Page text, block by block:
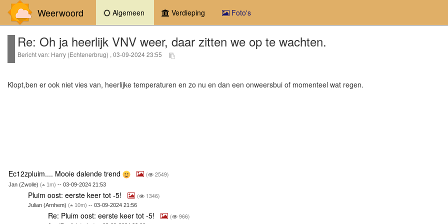
Weerwoord Algemeen (current)Verdieping Foto's
Re: Oh ja heerlijk VNV weer, daar zitten we op te wachten.
Bericht van: Harry (Echtenerbrug) , 03-09-2024 23:55
Klopt,ben er ook niet vies van, heerlijke temperaturen en zo nu en dan een onweersbui of momenteel wat regen.
Ec12zpluim.... Mooie dalende trend ( 2549)
Jan (Zwolle) ( 1m) -- 03-09-2024 21:53
Pluim oost: eerste keer tot -5! ( 1346)
Julian (Arnhem)( 10m) -- 03-09-2024 21:56
Re: Pluim oost: eerste keer tot -5! ( 966)